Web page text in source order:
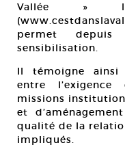
Vallée »
permet
sensibilisation.
Il témoigne ainsi
entre
missions
et
qualité de la
impliqués.